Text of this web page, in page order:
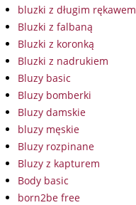
bluzki z długim rękawem
Bluzki z falbaną
Bluzki z koronką
Bluzki z nadrukiem
Bluzy basic
Bluzy bomberki
Bluzy damskie
bluzy męskie
Bluzy rozpinane
Bluzy z kapturem
Body basic
born2be free